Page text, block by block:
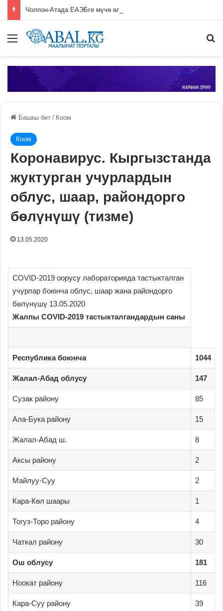
Меню
Башкы бет / Коом
Коом
Коронавирус. Кыргызстанда
жуктурган учурлардын
облус, шаар, райондорго
бөлүнүшү (тизме)
13.05.2020
COVID-2019 оорусу лабораторияда тастыкталган
учурлар боюнча облус, шаар жана райондорго
бөлүнүшү 13.05.2020
Жалпы COVID-2019 тастыкталгандардын саны
Республика боюнча 1044
Жалал-Абад облусу 147
Сузак району 85
Ала-Бука району 15
Жалал-Абад ш. 8
Аксы району 2
Майлуу-Cуу 2
Кара-Көл шаары 1
Тогуз-Торо району 4
Чаткал району 30
Ош облусу 181
Ноокат району 116
Кара-Суу району 39